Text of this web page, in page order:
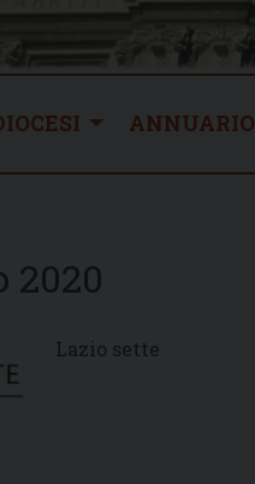
ANNUARIO
2020
Lazio sette